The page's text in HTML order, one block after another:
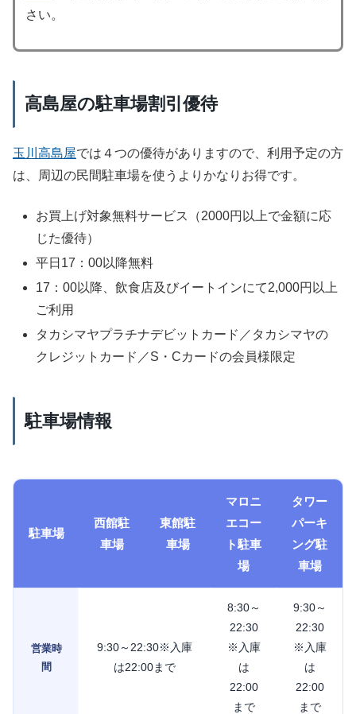
さい。
高島屋の駐車場割引優待
玉川高島屋では４つの優待がありますので、利用予定の方
は、周辺の民間駐車場を使うよりかなりお得です。
お買上げ対象無料サービス（2000円以上で金額に応
じた優待）
平日17：00以降無料
17：00以降、飲食店及びイートインにて2,000円以上
ご利用
タカシマヤプラチナデビットカード／タカシマヤの
クレジットカード／S・Cカードの会員様限定
駐車場情報
駐車場
西館駐
車場
東館駐
車場
マロニ
エコー
ト駐車
場
タワー
パーキ
ング駐
車場
営業時
間
9:30～22:30※入庫
は22:00まで
8:30～
22:30
※入庫
は
22:00
まで
9:30～
22:30
※入庫
は
22:00
まで